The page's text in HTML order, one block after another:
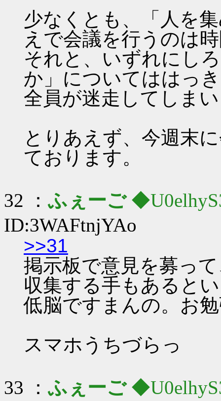
少なくとも、「人を
えで会議を行うのは
それと、いずれにし
か」についてははっ
全員が迷走してしま
とりあえず、今週末
ております。
32 ：ふぇーご
ID:3WAFtnjYAo
>>31
掲示板で意見を募っ
収集する手もあると
低脳ですまんの。お
スマホうちづらっ
33 ：ふぇーご